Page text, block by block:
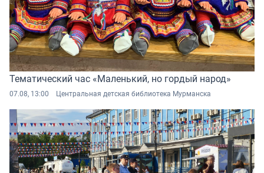
Тематический час «Маленький, но гордый народ»
07.08, 13:00 Центральная детская библиотека Мурманска